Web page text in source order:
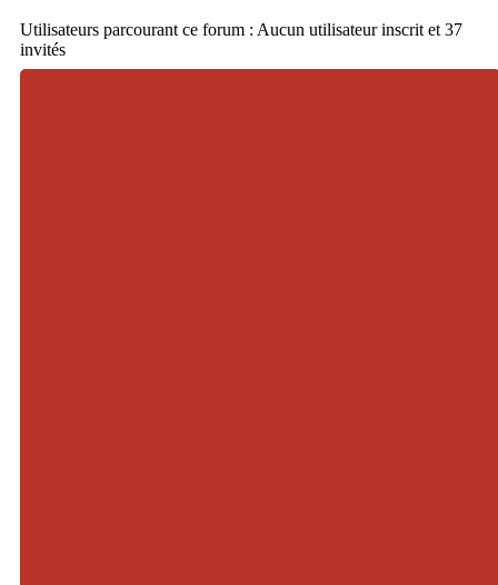
Utilisateurs parcourant ce forum : Aucun utilisateur inscrit et 37
invités